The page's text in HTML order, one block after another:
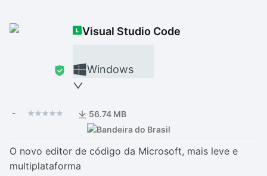
Visual Studio Code
Windows
- 56.74 MB
O novo editor de código da Microsoft, mais leve e
multiplataforma